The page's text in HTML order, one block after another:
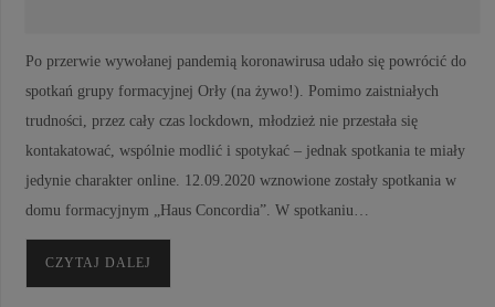
Po przerwie wywołanej pandemią koronawirusa udało się powrócić do
spotkań grupy formacyjnej Orły (na żywo!). Pomimo zaistniałych
trudności, przez cały czas lockdown, młodzież nie przestała się
kontakatować, wspólnie modlić i spotykać – jednak spotkania te miały
jedynie charakter online. 12.09.2020 wznowione zostały spotkania w
domu formacyjnym „Haus Concordia”. W spotkaniu…
CZYTAJ DALEJ